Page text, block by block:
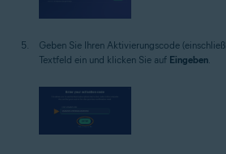
Geben Sie Ihren Aktivierungscode
Textfeld ein und klicken Sie auf Eingeben.